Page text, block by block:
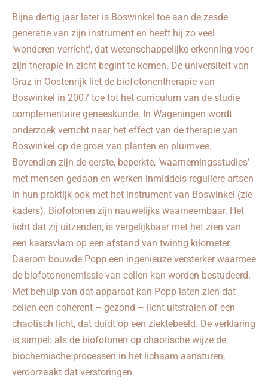
Bijna dertig jaar later is Boswinkel toe aan de zesde
generatie van zijn instrument en heeft hij zo veel
‘wonderen verricht’, dat wetenschappelijke erkenning voor
zijn therapie in zicht begint te komen. De universiteit van
Graz in Oostenrijk liet de biofotonentherapie van
Boswinkel in 2007 toe tot het curriculum van de studie
complementaire geneeskunde. In Wageningen wordt
onderzoek verricht naar het effect van de therapie van
Boswinkel op de groei van planten en pluimvee.
Bovendien zijn de eerste, beperkte, ‘waarnemingsstudies’
met mensen gedaan en werken inmiddels reguliere artsen
in hun praktijk ook met het instrument van Boswinkel (zie
kaders). Biofotonen zijn nauwelijks waarneembaar. Het
licht dat zij uitzenden, is vergelijkbaar met het zien van
een kaarsvlam op een afstand van twintig kilometer.
Daarom bouwde Popp een ingenieuze versterker waarmee
de biofotonenemissie van cellen kan worden bestudeerd.
Met behulp van dat apparaat kan Popp laten zien dat
cellen een coherent – gezond – licht uitstralen of een
chaotisch licht, dat duidt op een ziektebeeld. De verklaring
is simpel: als de biofotonen op chaotische wijze de
biochemische processen in het lichaam aansturen,
veroorzaakt dat verstoringen.